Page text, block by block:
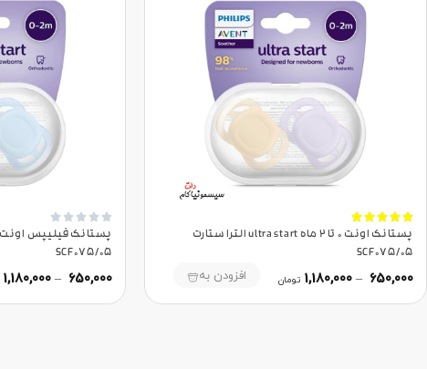





پستانک اونت 0 تا 2 ماه ultra start الترا ستارت
SCF075/05
650,000
–
1,180,000 تومان افزودن به





SCF075/05
650,000
–
1,180,000